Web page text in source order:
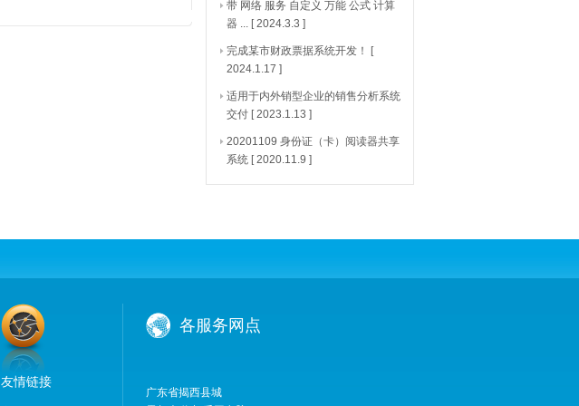
带 网络 服务 自定义 万能 公式 计算
器 ... [ 2024.3.3 ]
完成某市财政票据系统开发！
[
2024.1.17 ]
适用于内外销型企业的销售分析系统
交付 [ 2023.1.13 ]
20201109 身份证（卡）阅读器共享
系统 [ 2020.11.9 ]
友情链接
各服务网点
广东省揭西县城